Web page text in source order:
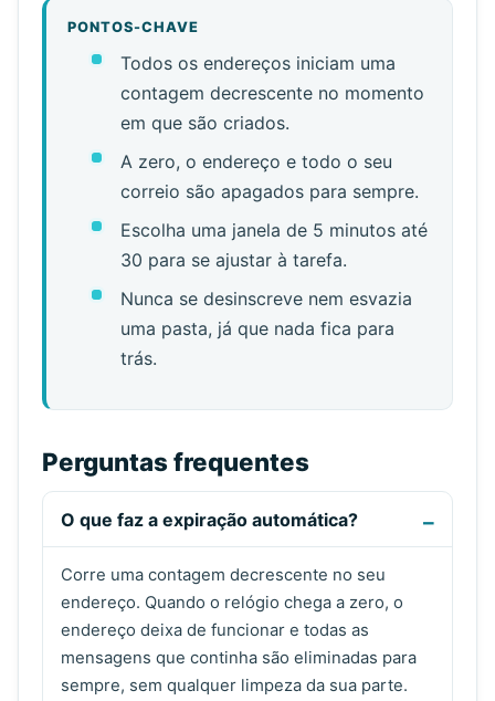
PONTOS-CHAVE
Todos os endereços iniciam uma
contagem decrescente no momento
em que são criados.
A zero, o endereço e todo o seu
correio são apagados para sempre.
Escolha uma janela de 5 minutos até
30 para se ajustar à tarefa.
Nunca se desinscreve nem esvazia
uma pasta, já que nada fica para
trás.
Perguntas frequentes
O que faz a expiração automática?
Corre uma contagem decrescente no seu
endereço. Quando o relógio chega a zero, o
endereço deixa de funcionar e todas as
mensagens que continha são eliminadas para
sempre, sem qualquer limpeza da sua parte.